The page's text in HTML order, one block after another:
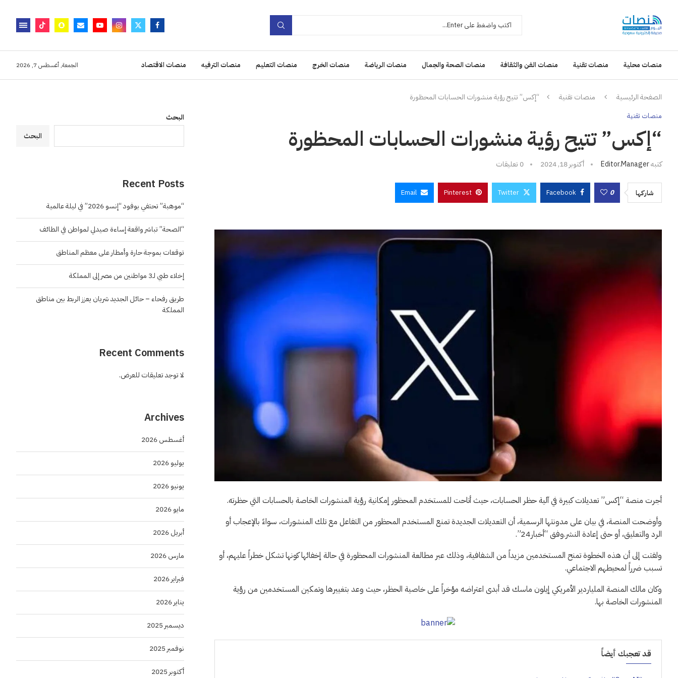
منصات محلية منصات تقنية منصات الفن والثقافة منصات الصحة والجمال منصات الرياضة منصات الخرج منصات التعليم منصات الترفيه منصات الاقتصاد الجمعة, أغسطس 7, 2026
الصفحة الرئيسية منصات تقنية “إكس” تتيح رؤية منشورات الحسابات المحظورة
منصات تقنية
“إكس” تتيح رؤية منشورات الحسابات المحظورة
كتبهEditor.manager أكتوبر 18, 2024 0 تعليقات
شاركها 0
Facebook
Twitter
Pinterest
Email
أجرت منصة “إكس” تعديلات كبيرة في آلية حظر الحسابات، حيث أتاحت للمستخدم المحظور إمكانية رؤية المنشورات الخاصة بالحسابات التي حظرته.
وأوضحت المنصة، في بيان على مدونتها الرسمية، أن التعديلات الجديدة تمنع المستخدم المحظور من التفاعل مع تلك المنشورات، سواءً بالإعجاب أو
الرد والتعليق، أو حتى إعادة النشر.وفق “أخبار24”.
ولفتت إلى أن هذه الخطوة تمنح المستخدمين مزيداً من الشفافية، وذلك عبر مطالعة المنشورات المحظورة في حالة إخفائها كونها تشكل خطراً عليهم، أو
تسبب ضرراً لمحيطهم الاجتماعي.
وكان مالك المنصة الملياردير الأمريكي إيلون ماسك قد أبدى اعتراضه مؤخراً على خاصية الحظر، حيث وعد بتغييرها وتمكين المستخدمين من رؤية
المنشورات الخاصة بها.
قد تعجبك أيضاً
البحث
البحث
Recent Posts
“موهبة” تحتفي بوفود “إنسو 2026” في ليلة عالمية
“الصحة” تباشر واقعة إساءة صيدلي لمواطن في الطائف
توقعات بموجة حارة وأمطار على معظم المناطق
إخلاء طبي لـ3 مواطنين من مصر إلى المملكة
طريق رفحاء – حائل الجديد شريان يعزز الربط بين مناطق
المملكة
Recent Comments
لا توجد تعليقات للعرض.
Archives
أغسطس 2026
يوليو 2026
يونيو 2026
مايو 2026
أبريل 2026
مارس 2026
فبراير 2026
يناير 2026
ديسمبر 2025
نوفمبر 2025
أكتوبر 2025